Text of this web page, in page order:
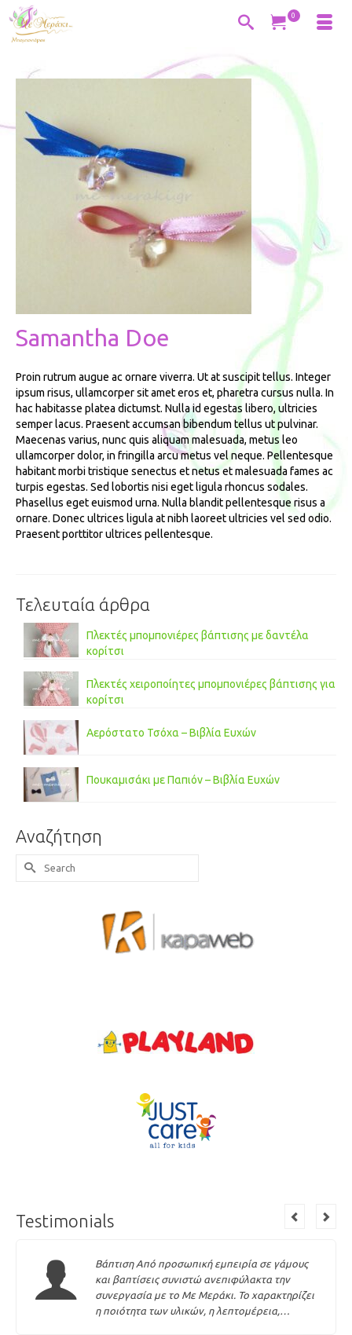
0
Samantha Doe
Proin rutrum augue ac ornare viverra. Ut at suscipit tellus. Integer
ipsum risus, ullamcorper sit amet eros et, pharetra cursus nulla. In
hac habitasse platea dictumst. Nulla id egestas libero, ultricies
semper lacus. Praesent accumsan bibendum tellus ut pulvinar.
Maecenas varius, nunc quis aliquam malesuada, metus leo
ullamcorper dolor, in fringilla arcu metus vel neque. Pellentesque
habitant morbi tristique senectus et netus et malesuada fames ac
turpis egestas. Sed lobortis nisi eget ligula rhoncus sodales.
Phasellus eget euismod urna. Nulla blandit pellentesque risus a
ornare. Donec ultrices ligula at nibh laoreet ultricies vel sed odio.
Praesent porttitor ultrices pellentesque.
Τελευταία άρθρα
Πλεκτές μπομπονιέρες βάπτισης με δαντέλα
κορίτσι
Πλεκτές χειροποίητες μπομπονιέρες βάπτισης για
κορίτσι
Αερόστατο Τσόχα – Βιβλία Ευχών
Πουκαμισάκι με Παπιόν – Βιβλία Ευχών
Αναζήτηση
Search
Testimonials
Βάπτιση Από προσωπική εμπειρία σε γάμους
και βαπτίσεις συνιστώ ανεπιφύλακτα την
συνεργασία με το Με Μεράκι. Το χαρακτηρίζει
η ποιότητα των υλικών, η λεπτομέρεια,…